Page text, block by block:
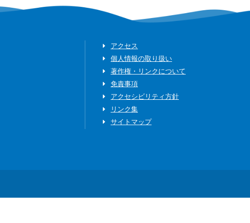
アクセス
個人情報の取り扱い
著作権・リンクについて
免責事項
アクセシビリティ方針
リンク集
サイトマップ